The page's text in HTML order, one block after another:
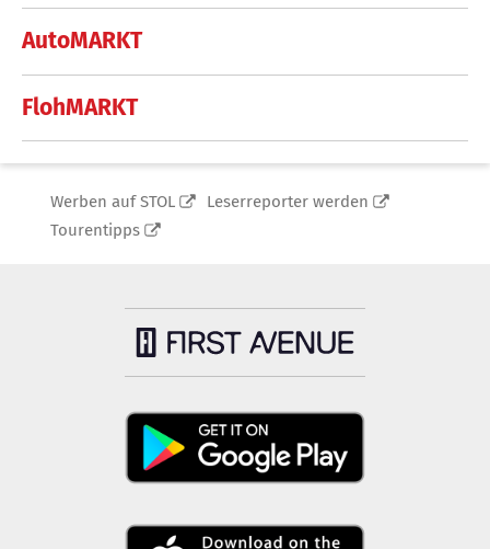
AutoMARKT
FlohMARKT
Werben auf STOL
Leserreporter werden
Tourentipps